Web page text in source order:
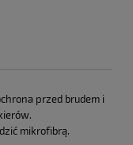
przed brudem i
mikrofibrą.